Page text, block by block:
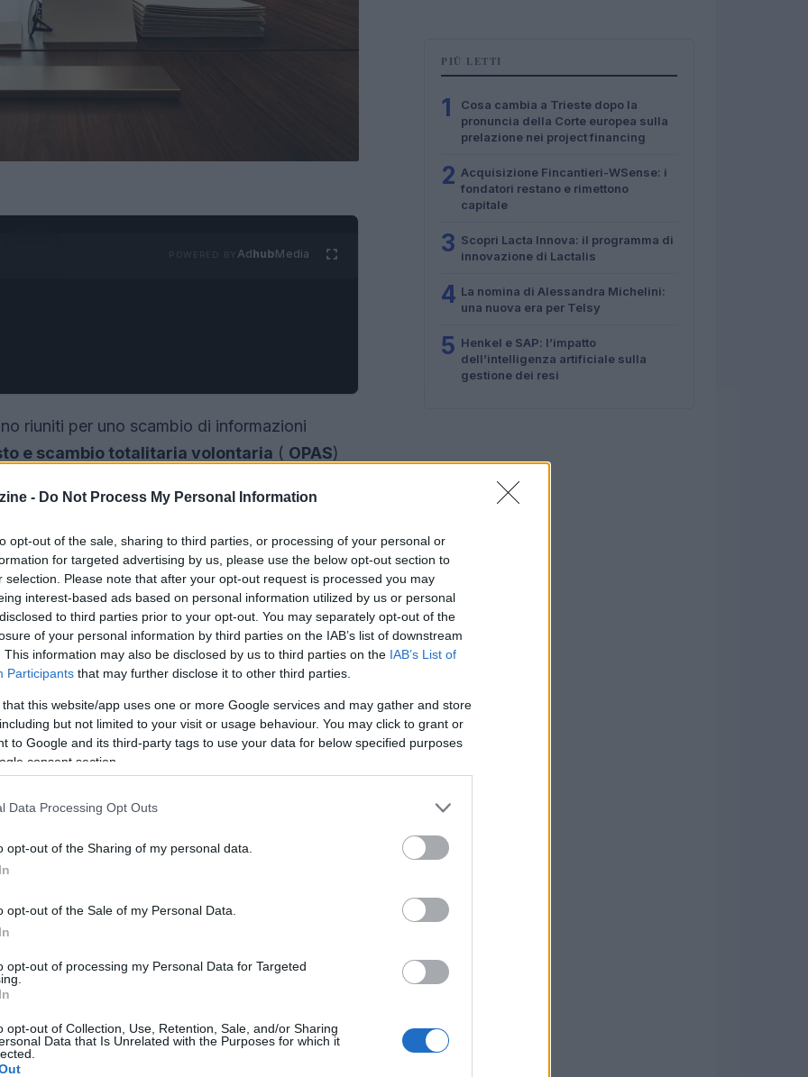
- Do Not Process My Personal Information
opt-out of the sale, sharing to third parties, or processing of your personal or
for targeted advertising by us, please use the below opt-out section to
selection. Please note that after your opt-out request is processed you may
interest-based ads based on personal information utilized by us or personal
to third parties prior to your opt-out. You may separately opt-out of the
of your personal information by third parties on the IAB’s list of downstream
This information may also be disclosed by us to third parties on the IAB’s List of
Participants that may further disclose it to other third parties.
that this website/app uses one or more Google services and may gather and store
but not limited to your visit or usage behaviour. You may click to grant or
to Google and its third-party tags to use your data for below specified purposes
consent section.
Data Processing Opt Outs
opt-out of the Sharing of my personal data.
opt-out of the Sale of my Personal Data.
opt-out of processing my Personal Data for Targeted
opt-out of Collection, Use, Retention, Sale, and/or Sharing
Data that Is Unrelated with the Purposes for which it
AdhubMedia
riuniti per uno scambio di informazioni
e scambio totalitaria volontaria ( OPAS)
marzo. L’assemblea informativa si è svolta
1998, n. 58 e ha visto la partecipazione
insieme all’amministratore delegato, al
diPoste Italiane. L’incontro aveva
introdotto dati riservati, ma ha ribadito
quanto già noto al mercato, illustrando
altre parole niente di nuovo oltre quanto
Delegato di Poste Italiane,
PIÙ LETTI
1
Cosa cambia a Trieste dopo la
pronuncia della Corte europea sulla
prelazione nei project financing
2 Acquisizione Fincantieri-WSense: i
fondatori restano e rimettono
capitale
3 Scopri Lacta Innova: il programma di
innovazione di Lactalis
4 La nomina di Alessandra Michelini:
una nuova era per Telsy
5 Henkel e SAP: l’impatto
dell’intelligenza artificiale sulla
gestione dei resi